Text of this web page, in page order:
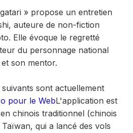
» propose un entretien
auteure de non-fiction
Elle évoque le regretté
du personnage national
son mentor.
sont actuellement
pour le WebL'application est
chinois traditionnel (chinois
qui a lancé des vols